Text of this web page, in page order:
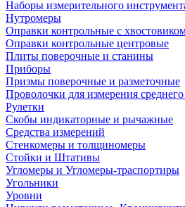
Наборы измерительного
Нутромеры
Оправки контрольные с
Оправки контрольные центровые
Плиты поверочные и станины
Приборы
Призмы поверочные и разметочные
Проволочки для измерения
Рулетки
Скобы индикаторные и рычажные
Средства измерений
Стенкомеры и толщиномеры
Стойки и Штативы
Угломеры и Угломеры-траспортиры
Угольники
Уровни